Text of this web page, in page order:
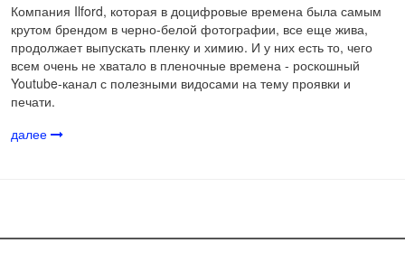
Компания Ilford, которая в доцифровые времена была самым
крутом брендом в черно-белой фотографии, все еще жива,
продолжает выпускать пленку и химию. И у них есть то, чего
всем очень не хватало в пленочные времена - роскошный
Youtube-канал с полезными видосами на тему проявки и
печати.
далее